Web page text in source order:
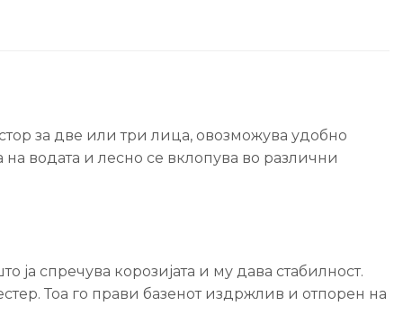
за две или три лица, овозможува удобно
водата и лесно се вклопува во различни
ја спречува корозијата и му дава стабилност.
Тоа го прави базенот издржлив и отпорен на